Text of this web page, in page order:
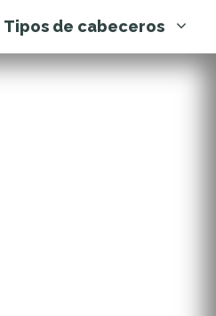
Tipos de cabeceros